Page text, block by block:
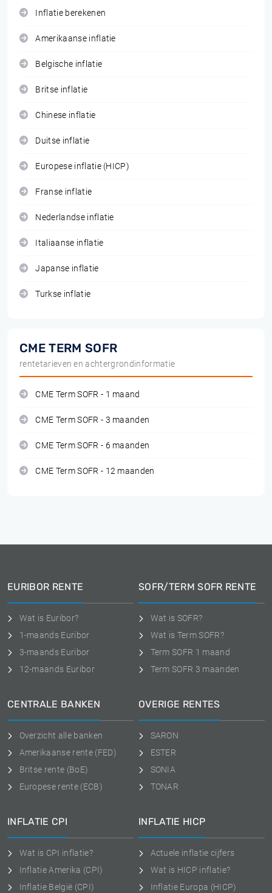
Inflatie berekenen
Amerikaanse inflatie
Belgische inflatie
Britse inflatie
Chinese inflatie
Duitse inflatie
Europese inflatie (HICP)
Franse inflatie
Nederlandse inflatie
Italiaanse inflatie
Japanse inflatie
Turkse inflatie
CME TERM SOFR
rentetarieven en achtergrondinformatie
CME Term SOFR - 1 maand
CME Term SOFR - 3 maanden
CME Term SOFR - 6 maanden
CME Term SOFR - 12 maanden
EURIBOR RENTE
Wat is Euribor?
1-maands Euribor
3-maands Euribor
12-maands Euribor
SOFR/TERM SOFR RENTE
Wat is SOFR?
Wat is Term SOFR?
Term SOFR 1 maand
Term SOFR 3 maanden
CENTRALE BANKEN
Overzicht alle banken
Amerikaanse rente (FED)
Britse rente (BoE)
Europese rente (ECB)
OVERIGE RENTES
SARON
ESTER
SONIA
TONAR
INFLATIE CPI
Wat is CPI inflatie?
Inflatie Amerika (CPI)
Inflatie België (CPI)
INFLATIE HICP
Actuele inflatie cijfers
Wat is HICP inflatie?
Inflatie Europa (HICP)